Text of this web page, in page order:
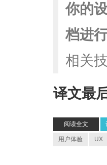
你的
档进
相关
译文最
阅读全文
用户体验 UX